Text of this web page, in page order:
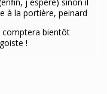
j espère) sinon il
à la portière, peinard
comptera bientôt
!